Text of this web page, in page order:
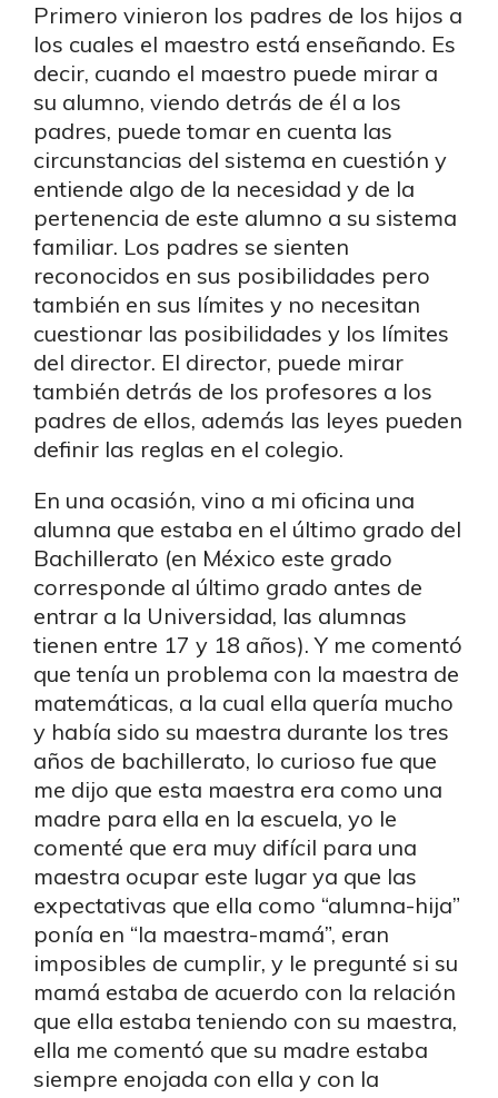
Primero vinieron los padres de los hijos a
los cuales el maestro está enseñando. Es
decir, cuando el maestro puede mirar a
su alumno, viendo detrás de él a los
padres, puede tomar en cuenta las
circunstancias del sistema en cuestión y
entiende algo de la necesidad y de la
pertenencia de este alumno a su sistema
familiar. Los padres se sienten
reconocidos en sus posibilidades pero
también en sus límites y no necesitan
cuestionar las posibilidades y los límites
del director. El director, puede mirar
también detrás de los profesores a los
padres de ellos, además las leyes pueden
definir las reglas en el colegio.
En una ocasión, vino a mi oficina una
alumna que estaba en el último grado del
Bachillerato (en México este grado
corresponde al último grado antes de
entrar a la Universidad, las alumnas
tienen entre 17 y 18 años). Y me comentó
que tenía un problema con la maestra de
matemáticas, a la cual ella quería mucho
y había sido su maestra durante los tres
años de bachillerato, lo curioso fue que
me dijo que esta maestra era como una
madre para ella en la escuela, yo le
comenté que era muy difícil para una
maestra ocupar este lugar ya que las
expectativas que ella como “alumna-hija”
ponía en “la maestra-mamá”, eran
imposibles de cumplir, y le pregunté si su
mamá estaba de acuerdo con la relación
que ella estaba teniendo con su maestra,
ella me comentó que su madre estaba
siempre enojada con ella y con la